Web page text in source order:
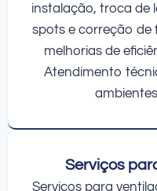
instalação, troca de
spots e correção de
melhorias de
Atendimento
Serviços
Serviços para